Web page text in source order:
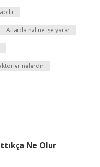
Atlarda nal ne işe yarar
nelerdir
Ne Olur